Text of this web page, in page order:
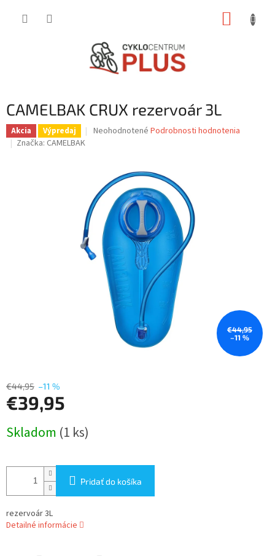
CAMELBAK CRUX rezervoár 3L
Akcia Výpredaj
Priemerné
5
hviezdičiek.
Neohodnotené Podrobnosti hodnotenia
Značka: CAMELBAK
€44,95
–11 %
€44,95 –11 %
€39,95
cena:
Skladom (1 ks)
Pridať do košíka
rezervoár 3L
Detailné informácie